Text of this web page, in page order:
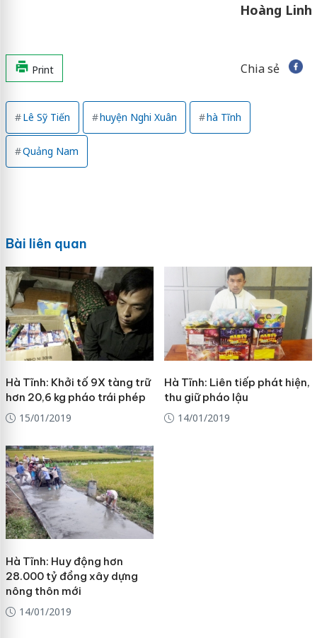
Hoàng Linh
Print Chia sẻ
Lê Sỹ Tiến huyện Nghi Xuân hà Tĩnh
Quảng Nam
Bài liên quan
Hà Tĩnh: Khởi tố 9X tàng trữ
hơn 20,6 kg pháo trái phép
15/01/2019
Hà Tĩnh: Liên tiếp phát hiện,
thu giữ pháo lậu
14/01/2019
Hà Tĩnh: Huy động hơn
28.000 tỷ đồng xây dựng
nông thôn mới
14/01/2019